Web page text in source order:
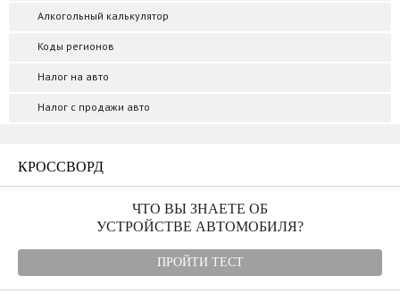
Алкогольный калькулятор
Коды регионов
Налог на авто
Налог с продажи авто
КРОССВОРД
ЧТО ВЫ ЗНАЕТЕ ОБ
УСТРОЙСТВЕ АВТОМОБИЛЯ?
ПРОЙТИ ТЕСТ